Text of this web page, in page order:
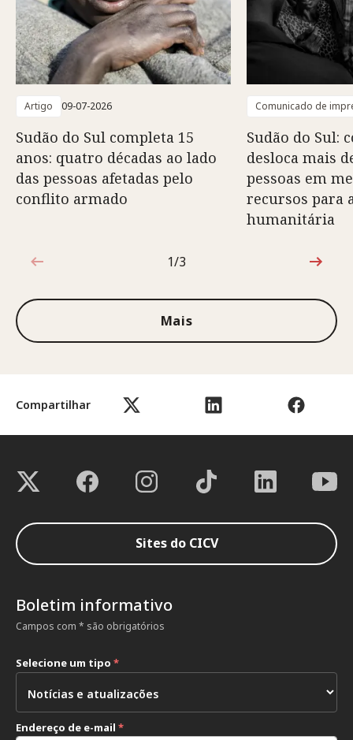
Compartilhar
Artigo 09-07-2026
Sudão do Sul completa 15
anos: quatro décadas ao lado
das pessoas afetadas pelo
conflito armado
Comunicado de
Sudão do Sul:
desloca mais
pessoas em
recursos para
humanitária
1 de 3
1/3
Mais
Sites do CICV
Boletim informativo
Campos com * são obrigatórios
Selecione um tipo *
Endereço de e-mail *